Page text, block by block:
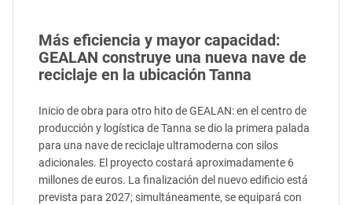
Más eficiencia y mayor capacidad:
GEALAN construye una nueva nave de
reciclaje en la ubicación Tanna
Inicio de obra para otro hito de GEALAN: en el centro de
producción y logística de Tanna se dio la primera palada
para una nave de reciclaje ultramoderna con silos
adicionales. El proyecto costará aproximadamente 6
millones de euros. La finalización del nuevo edificio está
prevista para 2027; simultáneamente, se equipará con